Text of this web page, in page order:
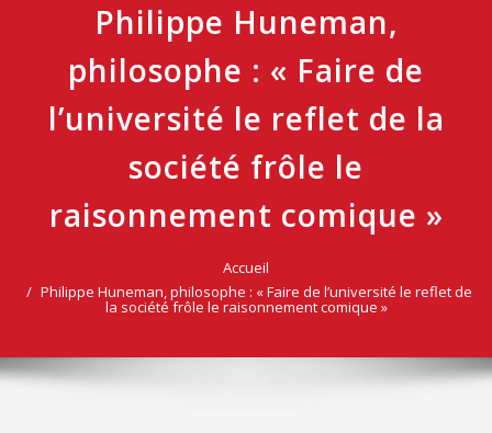
Philippe Huneman,
philosophe : « Faire de
l’université le reflet de la
société frôle le
raisonnement comique »
Accueil
Philippe Huneman, philosophe : « Faire de l’université le reflet de
la société frôle le raisonnement comique »